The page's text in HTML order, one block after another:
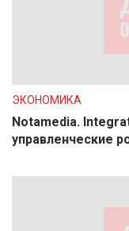
ЭКОНОМИКА
Notamedia.
управленческие